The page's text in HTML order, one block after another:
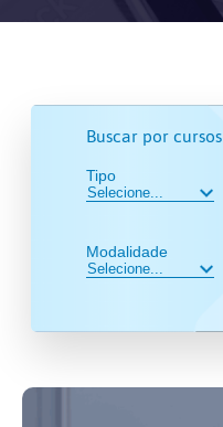
Buscar por cursos
Tipo
Modalidade